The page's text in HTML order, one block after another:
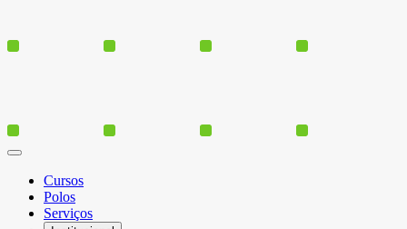
Cursos
Polos
Serviços